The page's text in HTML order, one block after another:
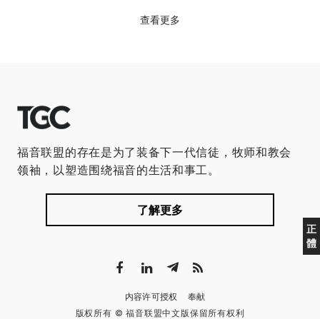
查看更多
正
體
福音联盟的存在是为了装备下一代信徒，牧师和教会
领袖，以塑造围绕福音的生活和事工。
了解更多
内容许可授权
奉献
版权所有 © 福音联盟中文版保留所有权利